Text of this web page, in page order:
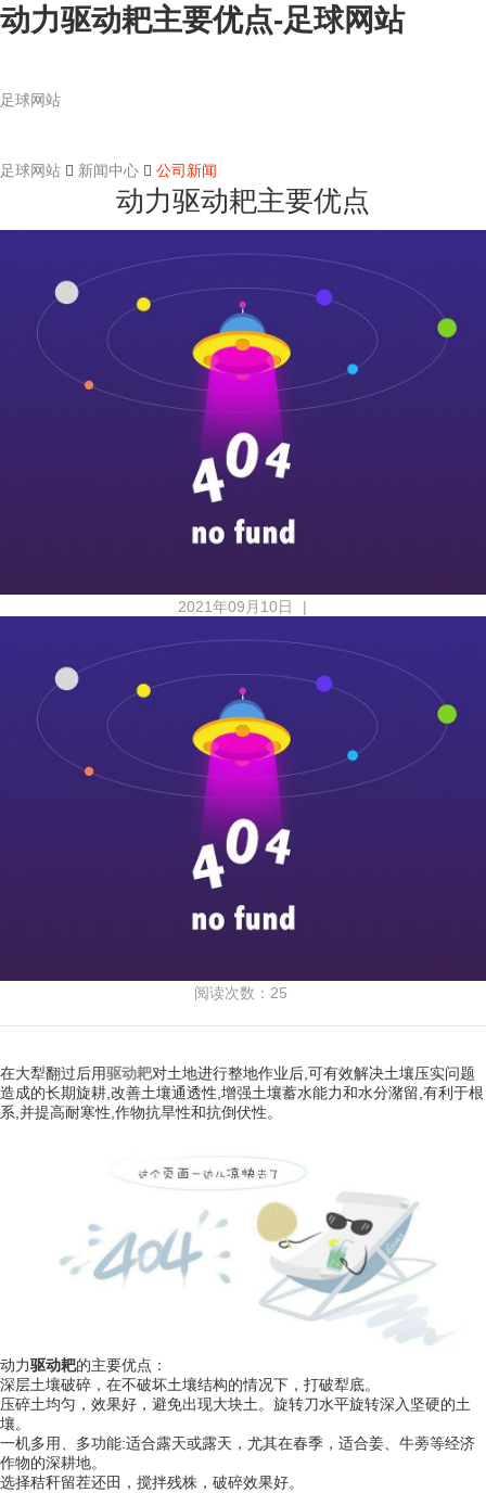
动力驱动耙主要优点-足球网站
足球网站
足球网站 新闻中心 公司新闻
动力驱动耙主要优点
2021年09月10日 |
阅读次数：25
在大犁翻过后用驱动耙对土地进行整地作业后,可有效解决土壤压实问题
造成的长期旋耕,改善土壤通透性,增强土壤蓄水能力和水分潴留,有利于根
系,并提高耐寒性,作物抗旱性和抗倒伏性。
动力驱动耙的主要优点：
深层土壤破碎，在不破坏土壤结构的情况下，打破犁底。
压碎土均匀，效果好，避免出现大块土。旋转刀水平旋转深入坚硬的土
壤。
一机多用、多功能:适合露天或露天，尤其在春季，适合姜、牛蒡等经济
作物的深耕地。
选择秸秆留茬还田，搅拌残株，破碎效果好。